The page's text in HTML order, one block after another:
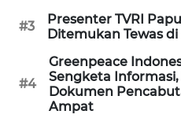
#3
Presenter TVRI
Ditemukan Tewas
#4
Greenpeace
Sengketa
Dokumen
Ampat
NEWS
SIBARAGAS
NEWS